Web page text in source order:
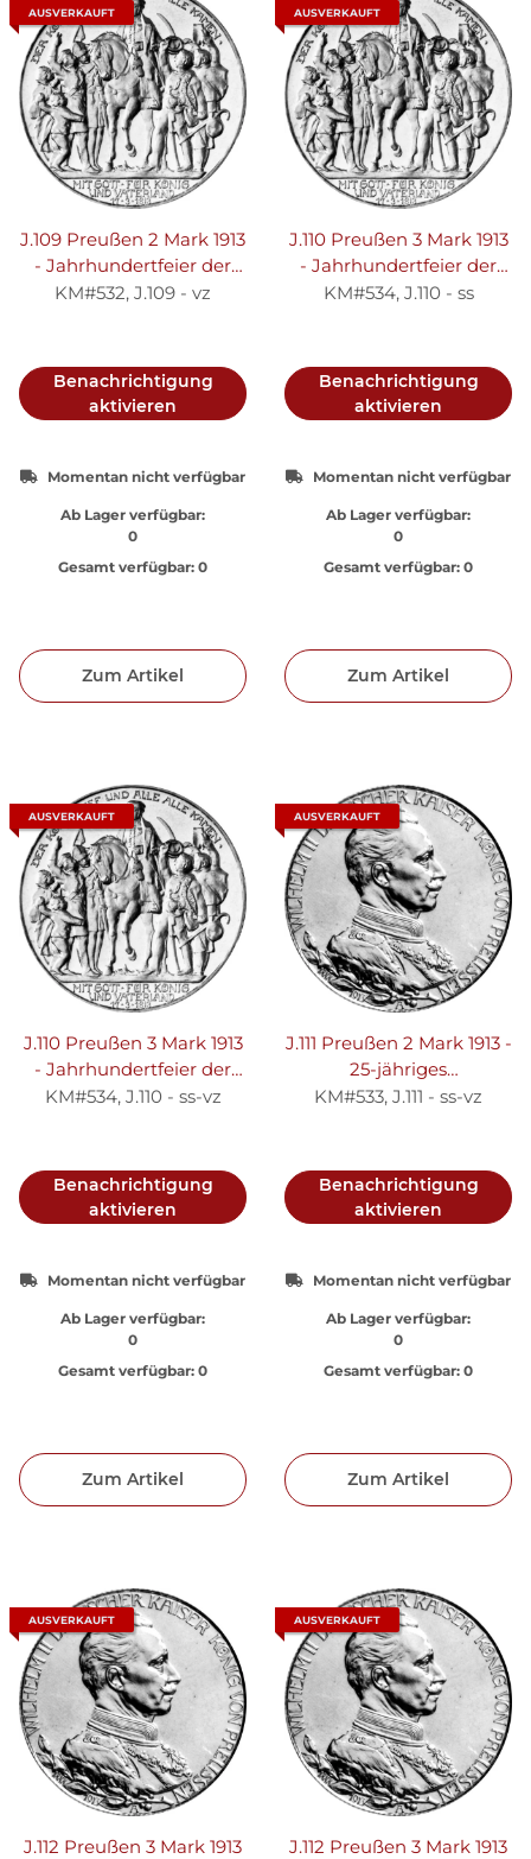
AUSVERKAUFT
J.109 Preußen 2 Mark 1913
- Jahrhundertfeier der
Befreiungskriege - Silber
KM#532, J.109 - vz
Benachrichtigung
aktivieren
Momentan nicht verfügbar
Ab Lager verfügbar:
0
Gesamt verfügbar: 0
Zum Artikel
AUSVERKAUFT
J.110 Preußen 3 Mark 1913
- Jahrhundertfeier der
Befreiungskriege - Silber
KM#534, J.110 - ss
Benachrichtigung
aktivieren
Momentan nicht verfügbar
Ab Lager verfügbar:
0
Gesamt verfügbar: 0
Zum Artikel
AUSVERKAUFT
J.110 Preußen 3 Mark 1913
- Jahrhundertfeier der
Befreiungskriege - Silber
KM#534, J.110 - ss-vz
Benachrichtigung
aktivieren
Momentan nicht verfügbar
Ab Lager verfügbar:
0
Gesamt verfügbar: 0
Zum Artikel
AUSVERKAUFT
J.111 Preußen 2 Mark 1913 -
25-jähriges
Regierungsjubiläum -
KM#533, J.111 - ss-vz
Benachrichtigung
aktivieren
Momentan nicht verfügbar
Ab Lager verfügbar:
0
Gesamt verfügbar: 0
Zum Artikel
AUSVERKAUFT
J.112 Preußen 3 Mark 1913
AUSVERKAUFT
J.112 Preußen 3 Mark 1913